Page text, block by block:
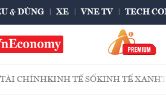
& DÙNG XE VNE TV TECH
TÀI CHÍNHKINH TẾ SỐKINH TẾ XANH